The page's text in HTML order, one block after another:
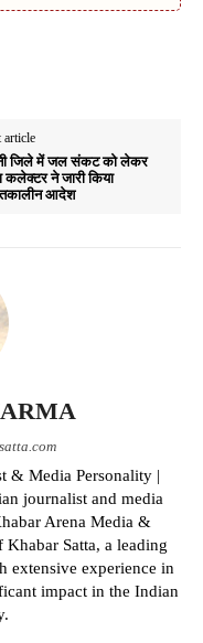
article
जिले में जल संकट को लेकर
कलेक्टर ने जारी किया
आदेश
& Media Personality |
journalist and media
Arena Media &
Satta, a leading
extensive experience in
impact in the Indian